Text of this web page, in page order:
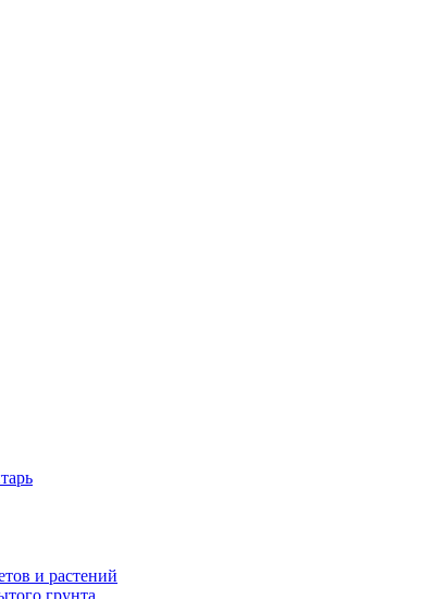
и растений
грунта